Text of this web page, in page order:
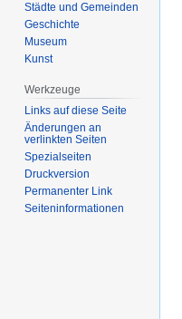
Städte und Gemeinden
Geschichte
Museum
Kunst
Werkzeuge
Links auf diese Seite
Änderungen an
verlinkten Seiten
Spezialseiten
Druckversion
Permanenter Link
Seiten­­informationen